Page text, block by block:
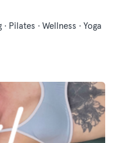
Pilates · Wellness · Yoga